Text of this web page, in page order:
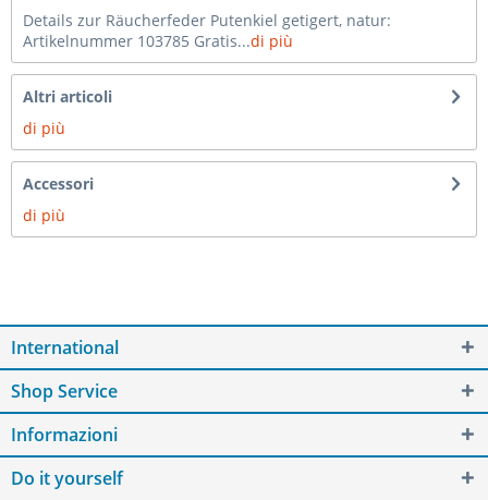
Details zur Räucherfeder Putenkiel getigert, natur:
Artikelnummer 103785 Gratis...di più
Altri articoli
di più
Accessori
di più
International
Shop Service
Informazioni
Do it yourself